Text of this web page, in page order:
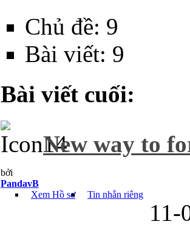
Chủ đề: 9
Bài viết: 9
Bài viết cuối:
New way to
bởi
PandavB
Xem Hồ sơ
Tin nhắn riêng
11-